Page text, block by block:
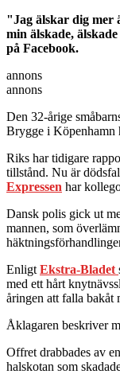
"Jag älskar dig mer
min älskade,
på Facebook.
annons
annons
Den 32-årige
Brygge i Köpenhamn
Riks har tidigare
tillstånd. Nu är
Expressen har
Dansk polis gick ut
mannen, som
Enligt Ekstra-Bladet
med ett hårt
åringen att falla bakåt
Åklagaren beskriver
Offret drabbades av
halskotan som